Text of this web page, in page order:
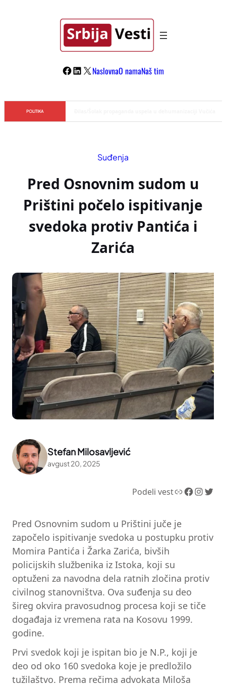
Facebook
LinkedIn
X NaslovnaO namaNaš tim
POLITIKA
Suđenja
Pred Osnovnim sudom u
Prištini počelo ispitivanje
svedoka protiv Pantića i
Zarića
Stefan Milosavljević
avgust 20, 2025
Podeli vestLink Facebook InstagramTwitter
Pred Osnovnim sudom u Prištini juče je
započelo ispitivanje svedoka u postupku protiv
Momira Pantića i Žarka Zarića, bivših
policijskih službenika iz Istoka, koji su
optuženi za navodna dela ratnih zločina protiv
civilnog stanovništva. Ova suđenja su deo
šireg okvira pravosudnog procesa koji se tiče
događaja iz vremena rata na Kosovu 1999.
godine.
Prvi svedok koji je ispitan bio je N.P., koji je
deo od oko 160 svedoka koje je predložilo
tužilaštvo. Prema rečima advokata Miloša